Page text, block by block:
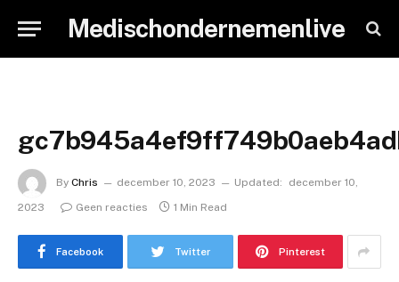
Medischondernemenlive
By Chris december 10, 2023 Updated:
december 10,
2023
Geen reacties 1 Min Read
Facebook Twitter Pinterest